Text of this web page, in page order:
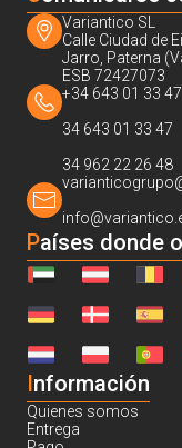
Variantico SL
Calle Ciudad de
Jarro, Paterna
ESB 72427073
+34 643 01 33 47
34 643 01 33 47
34 962 22 26 48
Países donde
Información
Quienes somos
Entrega